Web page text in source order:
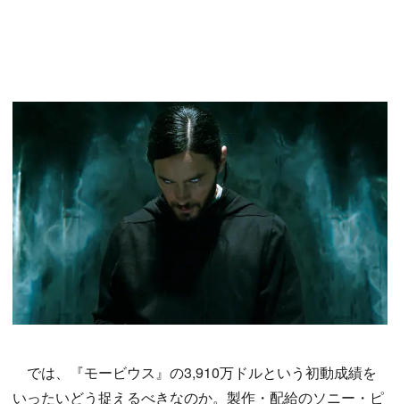
では、『モービウス』の3,910万ドルという初動成績を
いったいどう捉えるべきなのか。製作・配給のソニー・ピ